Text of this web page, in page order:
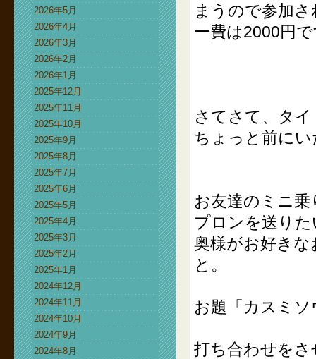
2026年5月
2026年4月
2026年3月
2026年2月
2026年1月
2025年12月
2025年11月
2025年10月
2025年9月
2025年8月
2025年7月
2025年6月
2025年5月
2025年4月
2025年3月
2025年2月
2025年1月
2024年12月
2024年11月
2024年10月
2024年9月
2024年8月
まうので参加
ー費は2000円
さてさて、タ
ちょっと前に
お友達のミニ
プロンを送り
奥様がお好き
と。
お題「カスミソ
打ち合わせを